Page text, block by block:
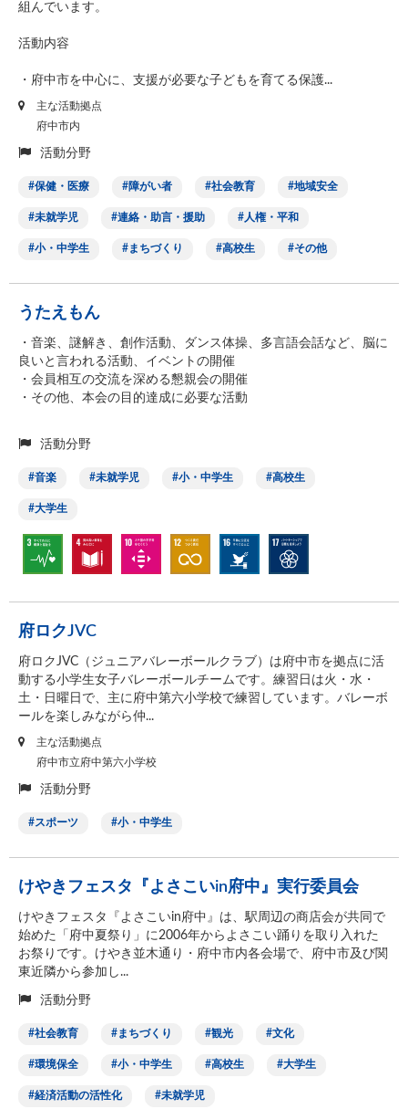
組んでいます。
活動内容
・府中市を中心に、支援が必要な子どもを育てる保護...
主な活動拠点
府中市内
活動分野
保健・医療 障がい者 社会教育 地域安全
未就学児 連絡・助言・援助 人権・平和
小・中学生 まちづくり 高校生 その他
うたえもん
・音楽、謎解き、創作活動、ダンス体操、多言語会話など、脳に
良いと言われる活動、イベントの開催
・会員相互の交流を深める懇親会の開催
・その他、本会の目的達成に必要な活動
活動分野
音楽 未就学児 小・中学生 高校生
大学生
府ロクJVC
府ロクJVC（ジュニアバレーボールクラブ）は府中市を拠点に活
動する小学生女子バレーボールチームです。練習日は火・水・
土・日曜日で、主に府中第六小学校で練習しています。バレーボ
ールを楽しみながら仲...
主な活動拠点
府中市立府中第六小学校
活動分野
スポーツ 小・中学生
けやきフェスタ『よさこいin府中』実行委員会
けやきフェスタ『よさこいin府中』は、駅周辺の商店会が共同で
始めた「府中夏祭り」に2006年からよさこい踊りを取り入れた
お祭りです。けやき並木通り・府中市内各会場で、府中市及び関
東近隣から参加し...
活動分野
社会教育 まちづくり 観光 文化
環境保全 小・中学生 高校生 大学生
経済活動の活性化 未就学児